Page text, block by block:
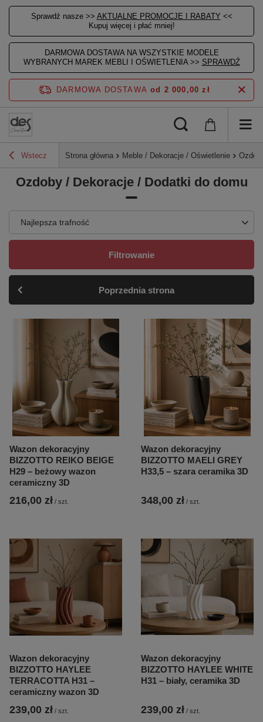
Sprawdź nasze >> AKTUALNE PROMOCJE I RABATY <<
Kupuj więcej i płać mniej!
DARMOWA DOSTAWA NA WSZYSTKIE MODELE
WYBRANYCH MAREK MEBLI I OŚWIETLENIA >> SPRAWDŹ
DARMOWA DOSTAWA od 2 000,00 zł
Wstecz Strona główna Meble / Dekoracje / Oświetlenie
Ozdoby / Dekoracje / Dodatki do domu
Najlepsza trafność
Filtrowanie
Poprzednia strona
Wazon dekoracyjny
BIZZOTTO REIKO BEIGE
H29 – beżowy wazon
ceramiczny 3D
216,00 zł / szt.
Wazon dekoracyjny
BIZZOTTO MAELI GREY
H33,5 – szara ceramika 3D
348,00 zł / szt.
Wazon dekoracyjny
BIZZOTTO HAYLEE
TERRACOTTA H31 –
ceramiczny wazon 3D
239,00 zł / szt.
Wazon dekoracyjny
BIZZOTTO HAYLEE WHITE
H31 – biały, ceramika 3D
239,00 zł / szt.